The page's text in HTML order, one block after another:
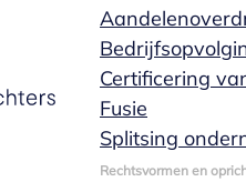
Certificering
Fusie
Splitsing
Rechtsvormen en